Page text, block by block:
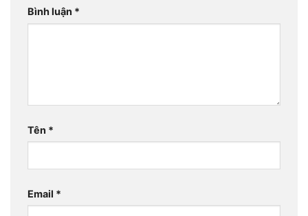
Bình luận *
Tên *
Email *